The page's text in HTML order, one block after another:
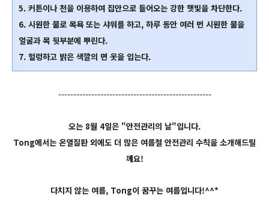
5. 커튼이나 천을 이용하여 집안으로 들어오는 강한 햇빛을 차단한다.
6. 시원한 물로 목욕 또는 샤워를 하고, 하루 동안 여러 번 시원한 물을
얼굴과 목 뒷부분에 뿌린다.
7. 헐렁하고 밝은 색깔의 면 옷을 입는다.
---------------------------------------------------
오는 8월 4일은 "안전관리의 날"입니다.
Tong에서는 온열질환 외에도 더 많은 여름철 안전관리 수칙을 소개해드릴
께요!
다치지 않는 여름, Tong이 꿈꾸는 여름입니다!^^*